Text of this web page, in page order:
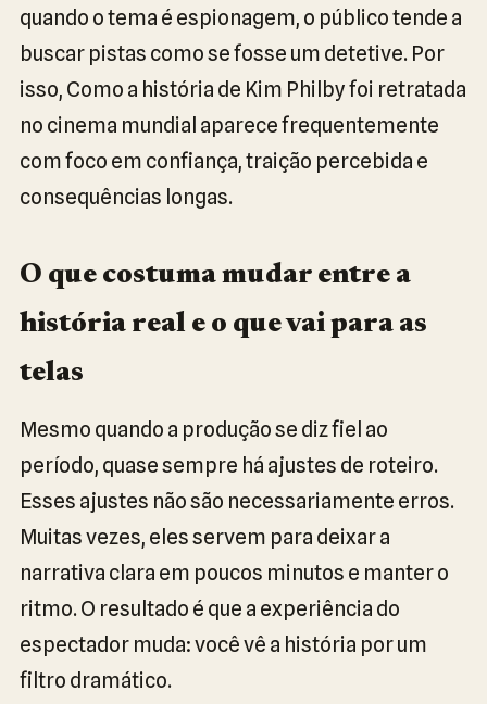
quando o tema é espionagem, o público tende a
buscar pistas como se fosse um detetive. Por
isso, Como a história de Kim Philby foi retratada
no cinema mundial aparece frequentemente
com foco em confiança, traição percebida e
consequências longas.
O que costuma mudar entre a
história real e o que vai para as
telas
Mesmo quando a produção se diz fiel ao
período, quase sempre há ajustes de roteiro.
Esses ajustes não são necessariamente erros.
Muitas vezes, eles servem para deixar a
narrativa clara em poucos minutos e manter o
ritmo. O resultado é que a experiência do
espectador muda: você vê a história por um
filtro dramático.